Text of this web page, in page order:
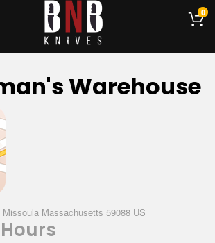
0
Warehouse
Massachusetts 59088 US